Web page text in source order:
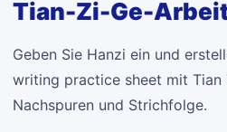
Tian-Zi-Ge-
Geben Sie Hanzi ein und
writing practice sheet mit Tian
Nachspuren und Strichfolge.